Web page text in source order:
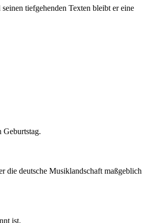
tiefgehenden Texten bleibt er eine
Geburtstag.
die deutsche Musiklandschaft maßgeblich
ist.